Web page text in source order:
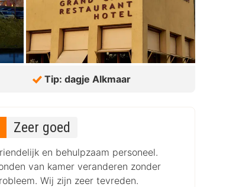
Tip: dagje Alkmaar
Zeer goed
en behulpzaam personeel.
van kamer veranderen zonder
Wij zijn zeer tevreden.